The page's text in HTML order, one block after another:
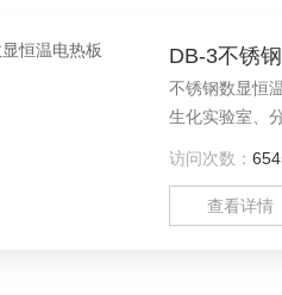
DB-3不锈
不锈钢数显恒
生化实验室、
访问次数：
查看详情